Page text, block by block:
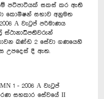
පටිපාටියක් සකස් කර ඇති
කොමිෂන් සභාව අනුමත
A වැටුප් පරිමාණය
ස්ථානාධිපතිවරුන්
ඛණ්ඩ 2 සේවා ගණයෙහි
උපදෙස් දී ඇත.
1 - 2006 A වැටුප්
සහකාර සේවයේ II